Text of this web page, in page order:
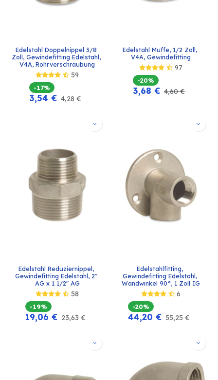
Edelstahl Doppelnippel 3/8
Zoll, Gewindefitting Edelstahl,
V4A, Rohrverschraubung
59
-17%
3,54 € 4,28€
Edelstahl Muffe, 1/2 Zoll,
V4A, Gewindefitting
97
-20%
3,68 € 4,60€
Edelstahl Reduziernippel,
Gewindefitting Edelstahl, 2"
AG x 1 1/2" AG
58
-19%
19,06 € 23,63€
Edelstahlfitting,
Gewindefitting Edelstahl,
Wandwinkel 90°, 1 Zoll IG
6
-20%
44,20 € 55,25€